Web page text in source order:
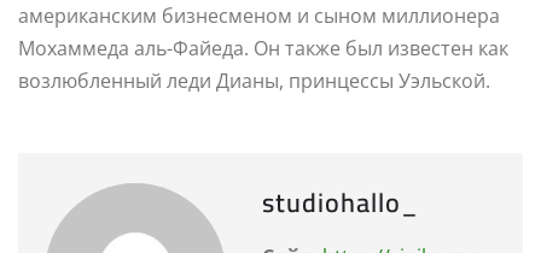
американским бизнесменом и сыном миллионера
Мохаммеда аль-Файеда. Он также был известен как
возлюбленный леди Дианы, принцессы Уэльской.
studiohallo_